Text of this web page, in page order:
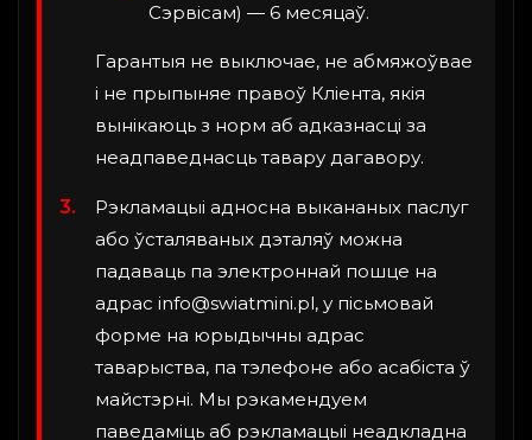
Сэрвісам) — 6 месяцаў.
Гарантыя не выключае, не абмяжоўвае
і не прыпыняе правоў Кліента, якія
вынікаюць з норм аб адказнасці за
неадпаведнасць тавару дагавору.
Рэкламацыі адносна выкананых паслуг
або ўсталяваных дэталяў можна
падаваць па электроннай пошце на
адрас info@swiatmini.pl, у пісьмовай
форме на юрыдычны адрас
таварыства, па тэлефоне або асабіста ў
майстэрні. Мы рэкамендуем
паведаміць аб рэкламацыі неадкладна